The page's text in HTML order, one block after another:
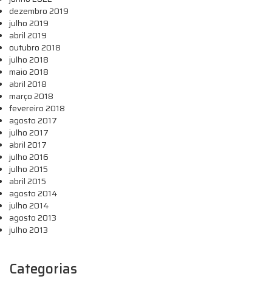
dezembro 2019
julho 2019
abril 2019
outubro 2018
julho 2018
maio 2018
abril 2018
março 2018
fevereiro 2018
agosto 2017
julho 2017
abril 2017
julho 2016
julho 2015
abril 2015
agosto 2014
julho 2014
agosto 2013
julho 2013
Categorias